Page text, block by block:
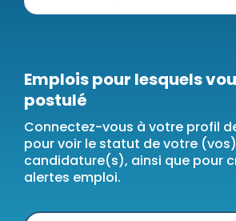
Emplois pour lesquels
postulé
Connectez-vous à votre profil
pour voir le statut de votre (vos)
candidature(s), ainsi que pour
alertes emploi.